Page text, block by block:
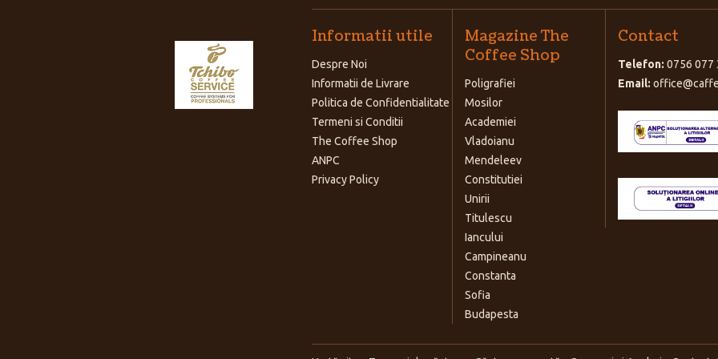
Informatii utile
Despre Noi
Informatii de Livrare
Politica de Confidentialitate
Termeni si Conditii
The Coffee Shop
ANPC
Privacy Policy
Magazine The
Coffee Shop
Poligrafiei
Mosilor
Academiei
Vladoianu
Mendeleev
Constitutiei
Unirii
Titulescu
Iancului
Campineanu
Constanta
Sofia
Budapesta
Contact
Telefon: 0756 077
Email: